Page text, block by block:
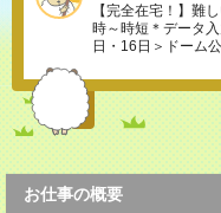
【完全在宅！】難
時～時短＊データ
日・16日＞ドーム
お仕事の概要